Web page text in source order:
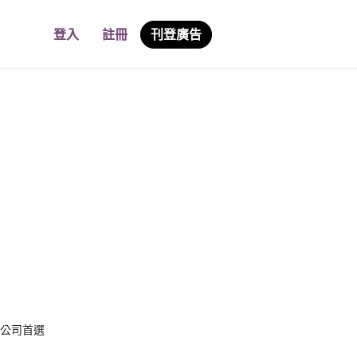
登入 註冊 刊登廣告
司首選